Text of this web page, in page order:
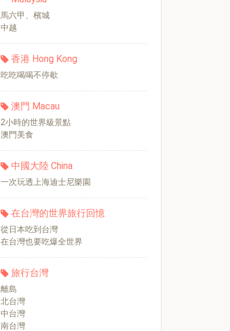
馬六甲、檳城
中越
香港 Hong Kong
吃吃喝喝不停歇
澳門 Macau
2小時的世界級景點
澳門美食
中國大陸 China
一次玩透上海迪士尼樂園
在台灣的世界旅行回憶
從日本吃到台灣
在台灣也要吃爆全世界
旅行台灣
離島
北台灣
中台灣
南台灣